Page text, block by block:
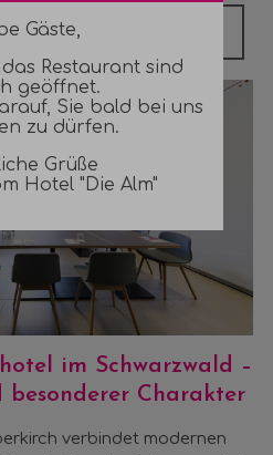
Gäste,
Restaurant sind
geöffnet.
Sie bald bei uns
zu dürfen.
Grüße
Hotel "Die Alm"
im Schwarzwald –
besonderer Charakter
verbindet modernen